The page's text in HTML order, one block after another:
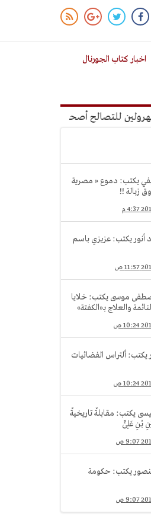
اخبار كتاب الجورنال
للتصالح أصحاب عقارات محظورة
يكتب: دموع « مصرية
زبالة !!
أنور يكتب: عزيزي باسم
موسى يكتب: خلايا
والعلاج بـ«الكفتة»
ألتراس الفضائيات
يكتب: مقابلةٌ تاريخيةٌ
بْنِ عَلِىٍّ
يكتب: حكومة